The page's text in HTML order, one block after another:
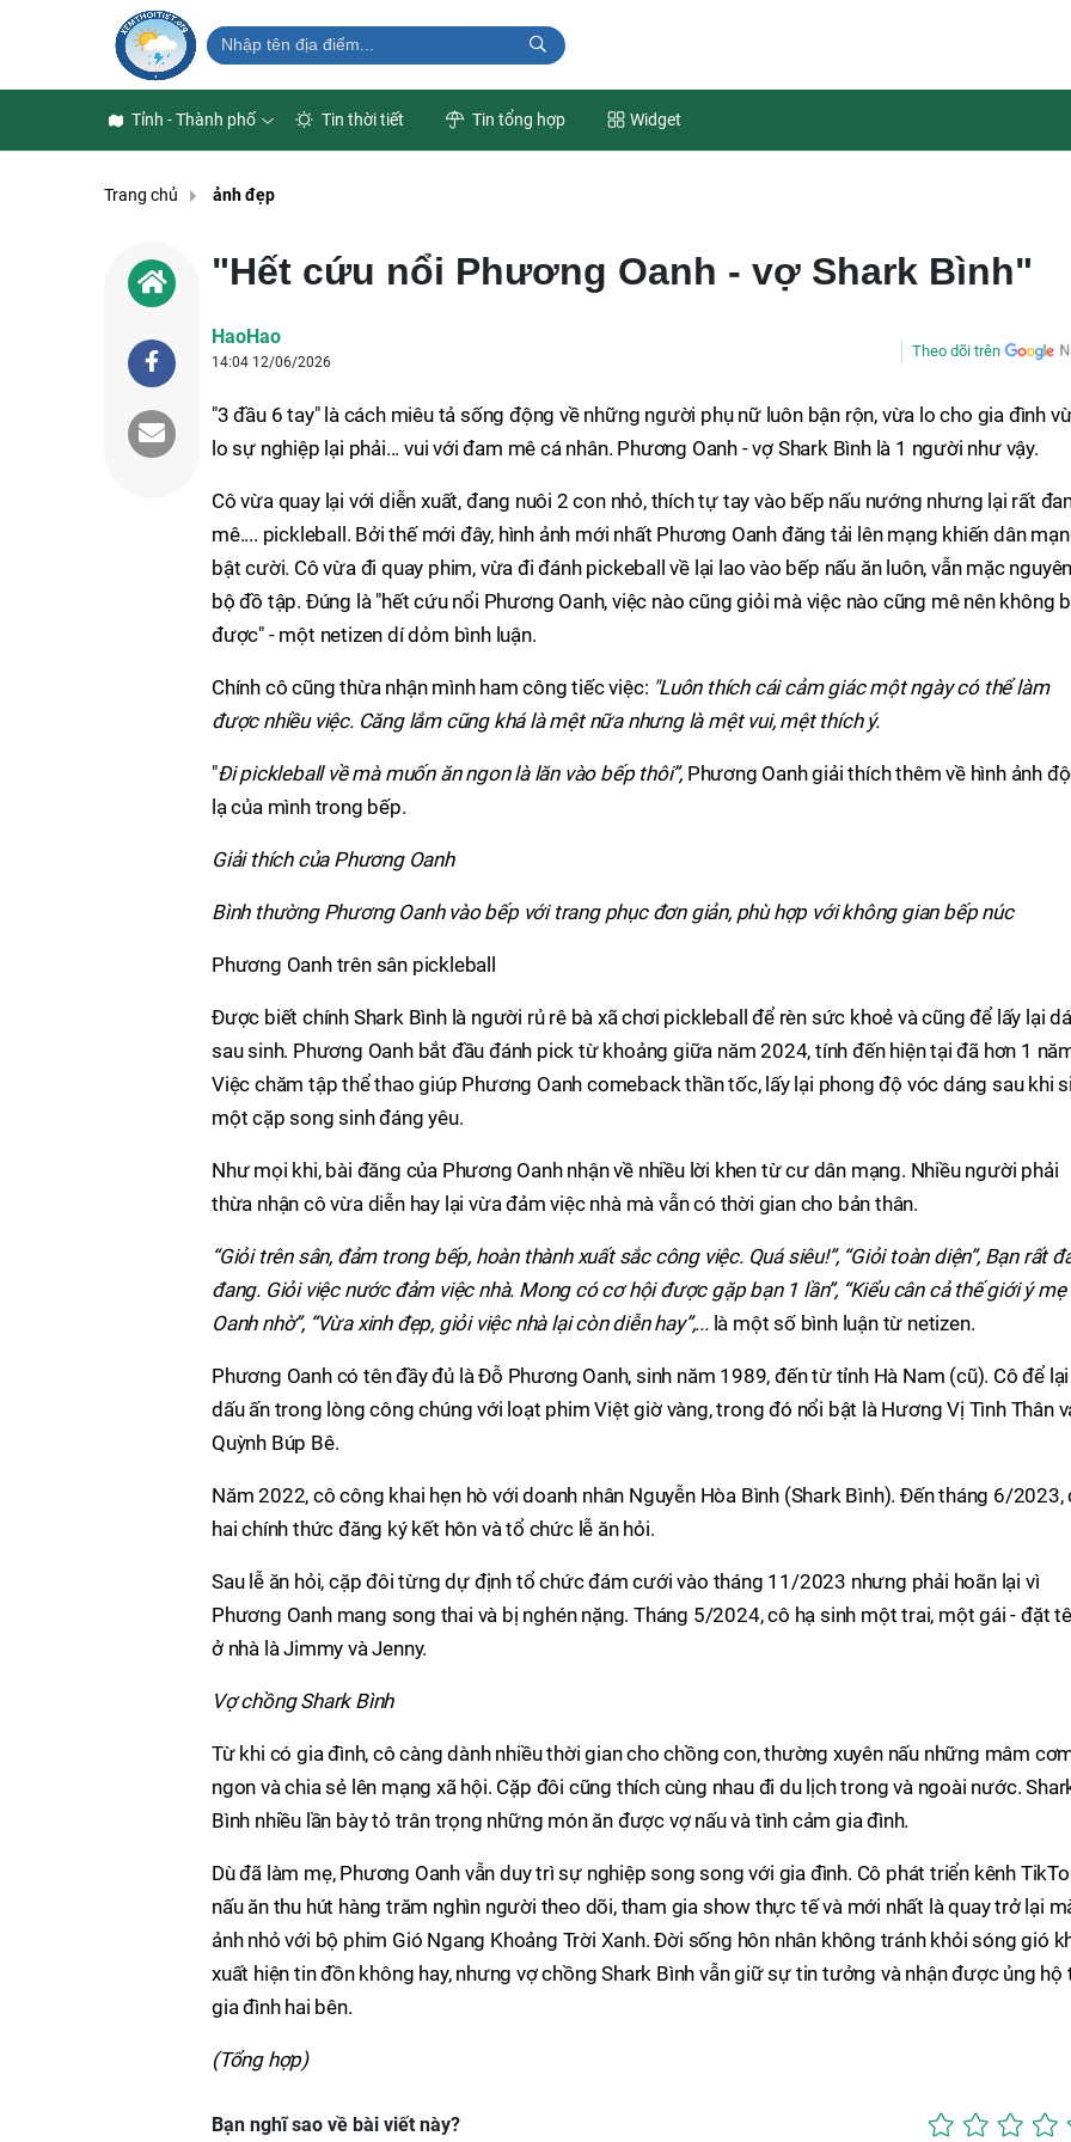
Tỉnh - Thành phố Tin thời tiết Tin tổng hợp Widget
Trang chủ ảnh đẹp
"Hết cứu nổi Phương Oanh - vợ Shark Bình"
HaoHao
14:04 12/06/2026
Theo dõi trên
"3 đầu 6 tay" là cách miêu tả sống động về những người phụ nữ luôn bận rộn, vừa lo cho gia đình
lo sự nghiệp lại phải... vui với đam mê cá nhân. Phương Oanh - vợ Shark Bình là 1 người như vậy.
Cô vừa quay lại với diễn xuất, đang nuôi 2 con nhỏ, thích tự tay vào bếp nấu nướng nhưng lại rất
mê.... pickleball. Bởi thế mới đây, hình ảnh mới nhất Phương Oanh đăng tải lên mạng khiến dân
bật cười. Cô vừa đi quay phim, vừa đi đánh pickeball về lại lao vào bếp nấu ăn luôn, vẫn mặc nguyên
bộ đồ tập. Đúng là "hết cứu nổi Phương Oanh, việc nào cũng giỏi mà việc nào cũng mê nên không
được" - một netizen dí dỏm bình luận.
Chính cô cũng thừa nhận mình ham công tiếc việc: "Luôn thích cái cảm giác một ngày có thể làm
được nhiều việc. Căng lắm cũng khá là mệt nữa nhưng là mệt vui, mệt thích ý.
"Đi pickleball về mà muốn ăn ngon là lăn vào bếp thôi”, Phương Oanh giải thích thêm về hình ảnh
lạ của mình trong bếp.
Giải thích của Phương Oanh
Bình thường Phương Oanh vào bếp với trang phục đơn giản, phù hợp với không gian bếp núc
Phương Oanh trên sân pickleball
Được biết chính Shark Bình là người rủ rê bà xã chơi pickleball để rèn sức khoẻ và cũng để lấy lại
sau sinh. Phương Oanh bắt đầu đánh pick từ khoảng giữa năm 2024, tính đến hiện tại đã hơn 1
Việc chăm tập thể thao giúp Phương Oanh comeback thần tốc, lấy lại phong độ vóc dáng sau khi
một cặp song sinh đáng yêu.
Như mọi khi, bài đăng của Phương Oanh nhận về nhiều lời khen từ cư dân mạng. Nhiều người phải
thừa nhận cô vừa diễn hay lại vừa đảm việc nhà mà vẫn có thời gian cho bản thân.
“Giỏi trên sân, đảm trong bếp, hoàn thành xuất sắc công việc. Quá siêu!”, “Giỏi toàn diện”, Bạn rất
đang. Giỏi việc nước đảm việc nhà. Mong có cơ hội được gặp bạn 1 lần”, “Kiểu cân cả thế giới ý mẹ
Oanh nhờ”, “Vừa xinh đẹp, giỏi việc nhà lại còn diễn hay”,...là một số bình luận từ netizen.
Phương Oanh có tên đầy đủ là Đỗ Phương Oanh, sinh năm 1989, đến từ tỉnh Hà Nam (cũ). Cô để lại
dấu ấn trong lòng công chúng với loạt phim Việt giờ vàng, trong đó nổi bật là Hương Vị Tình Thân
Quỳnh Búp Bê.
Năm 2022, cô công khai hẹn hò với doanh nhân Nguyễn Hòa Bình (Shark Bình). Đến tháng 6/2023,
hai chính thức đăng ký kết hôn và tổ chức lễ ăn hỏi.
Sau lễ ăn hỏi, cặp đôi từng dự định tổ chức đám cưới vào tháng 11/2023 nhưng phải hoãn lại vì
Phương Oanh mang song thai và bị nghén nặng. Tháng 5/2024, cô hạ sinh một trai, một gái - đặt
ở nhà là Jimmy và Jenny.
Vợ chồng Shark Bình
Từ khi có gia đình, cô càng dành nhiều thời gian cho chồng con, thường xuyên nấu những mâm
ngon và chia sẻ lên mạng xã hội. Cặp đôi cũng thích cùng nhau đi du lịch trong và ngoài nước.
Bình nhiều lần bày tỏ trân trọng những món ăn được vợ nấu và tình cảm gia đình.
Dù đã làm mẹ, Phương Oanh vẫn duy trì sự nghiệp song song với gia đình. Cô phát triển kênh
nấu ăn thu hút hàng trăm nghìn người theo dõi, tham gia show thực tế và mới nhất là quay trở lại
ảnh nhỏ với bộ phim Gió Ngang Khoảng Trời Xanh. Đời sống hôn nhân không tránh khỏi sóng gió
xuất hiện tin đồn không hay, nhưng vợ chồng Shark Bình vẫn giữ sự tin tưởng và nhận được ủng hộ
gia đình hai bên.
(Tổng hợp)
Bạn nghĩ sao về bài viết này?